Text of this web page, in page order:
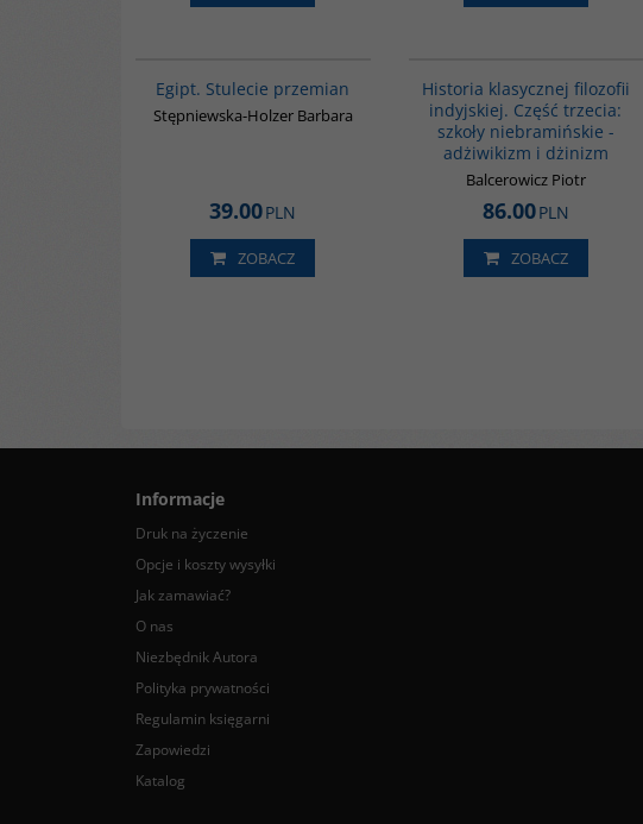
Egipt. Stulecie przemian
Stępniewska-Holzer Barbara
39.00PLN
ZOBACZ
Historia klasycznej filozofii
indyjskiej. Część trzecia:
szkoły niebramińskie -
adżiwikizm i dżinizm
Balcerowicz Piotr
86.00PLN
ZOBACZ
Informacje
Druk na życzenie
Opcje i koszty wysyłki
Jak zamawiać?
O nas
Niezbędnik Autora
Polityka prywatności
Regulamin księgarni
Zapowiedzi
Katalog